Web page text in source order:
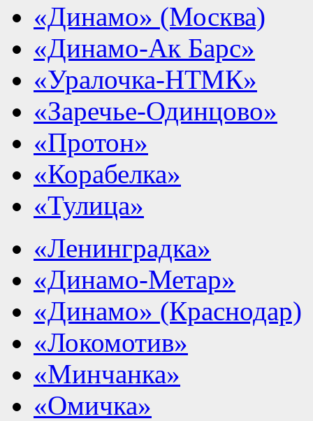
«Динамо» (Москва)
«Динамо-Ак Барс»
«Уралочка-НТМК»
«Заречье-Одинцово»
«Протон»
«Корабелка»
«Тулица»
«Ленинградка»
«Динамо-Метар»
«Динамо» (Краснодар)
«Локомотив»
«Минчанка»
«Омичка»